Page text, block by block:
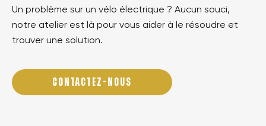
Un problème sur un vélo électrique ? Aucun souci,
notre atelier est là pour vous aider à le résoudre et
trouver une solution.
CONTACTEZ-NOUS